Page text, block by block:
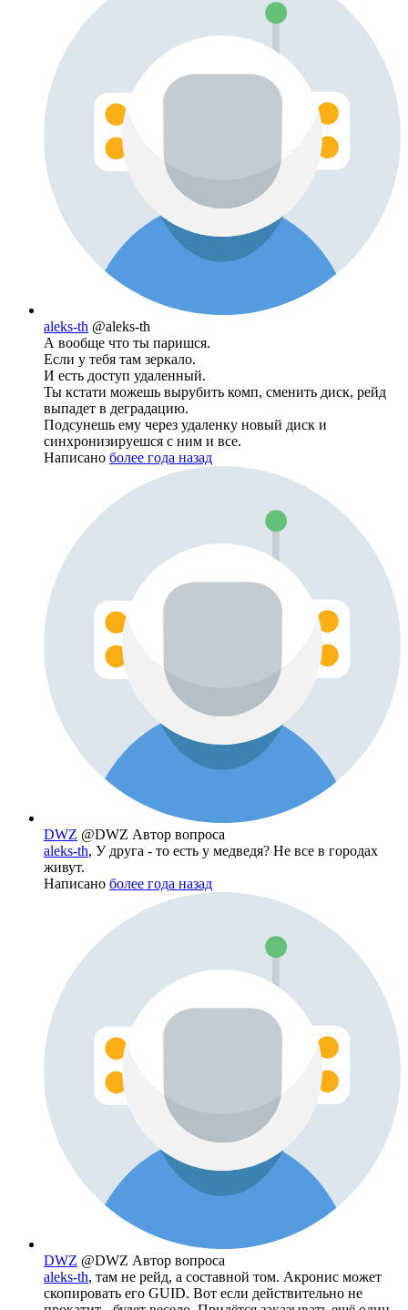
aleks-th @aleks-th
А вообще что ты паришся.
Если у тебя там зеркало.
И есть доступ удаленный.
Ты кстати можешь вырубить комп, сменить диск, рейд
выпадет в деградацию.
Подсунешь ему через удаленку новый диск и
синхронизируешся с ним и все.
Написано более года назад
DWZ @DWZ Автор вопроса
aleks-th, У друга - то есть у медведя? Не все в городах
живут.
Написано более года назад
DWZ @DWZ Автор вопроса
aleks-th, там не рейд, а составной том. Акронис может
скопировать его GUID. Вот если действительно не